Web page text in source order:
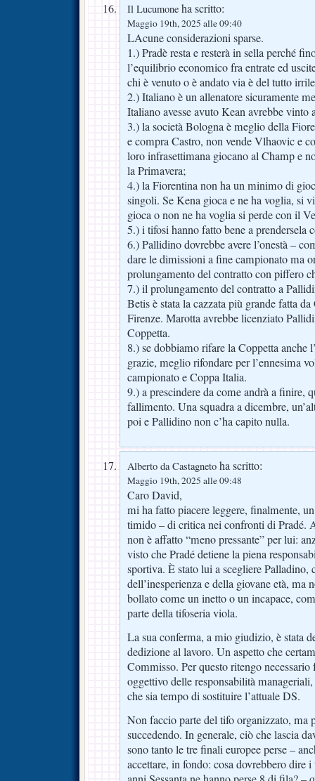
Il Lucumone ha scritto:
Maggio 19th, 2025 alle 09:40
LAcune considerazioni sparse.
1.) Pradè resta e resterà in sella perché
l’equilibrio economico fra entrate ed
chi è venuto o è andato via è del tutto
2.) Italiano è un allenatore sicuramente
Italiano avesse avuto Kean avrebbe vinto
3.) la società Bologna è meglio della
e compra Castro, non vende Vlhaovic e
loro infrasettimana giocano al Champ e
la Primavera;
4.) la Fiorentina non ha un minimo di
singoli. Se Kena gioca e ne ha voglia, si
gioca o non ne ha voglia si perde con il
5.) i tifosi hanno fatto bene a prendersela
6.) Pallidino dovrebbe avere l’onestà –
dare le dimissioni a fine campionato ma
prolungamento del contratto con piffero
7.) il prolungamento del contratto a
Betis è stata la cazzata più grande fatta
Firenze. Marotta avrebbe licenziato
Coppetta.
8.) se dobbiamo rifare la Coppetta anche
grazie, meglio rifondare per l’ennesima
campionato e Coppa Italia.
9.) a prescindere da come andrà a finire,
fallimento. Una squadra a dicembre,
poi e Pallidino non c’ha capito nulla.
Alberto da Castagneto ha scritto:
Maggio 19th, 2025 alle 09:48
Caro David,
mi ha fatto piacere leggere, finalmente,
timido – di critica nei confronti di Pradé.
non è affatto “meno pressante” per lui:
visto che Pradé detiene la piena
sportiva. È stato lui a scegliere
dell’inesperienza e della giovane età, ma
bollato come un inetto o un incapace,
parte della tifoseria viola.
La sua conferma, a mio giudizio, è stata
dedizione al lavoro. Un aspetto che
Commisso. Per questo ritengo
oggettivo delle responsabilità
che sia tempo di sostituire l’attuale DS.
Non faccio parte del tifo organizzato, ma
succedendo. In generale, ciò che lascia
sono tanto le tre finali europee perse –
accettare, in fondo: cosa dovrebbero dire